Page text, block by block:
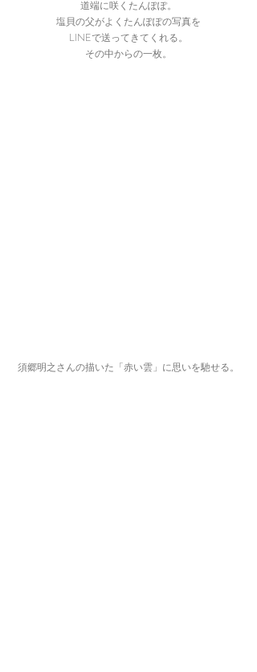
道端に咲くたんぽぽ。
塩貝の父がよくたんぽぽの写真を
LINEで送ってきてくれる。
その中からの一枚。
須郷明之さんの描いた「赤い雲」に思いを馳せる。